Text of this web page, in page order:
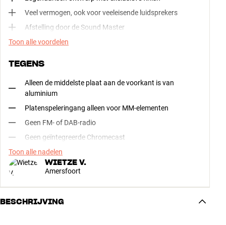
Veel vermogen, ook voor veeleisende luidsprekers
Afstelling door de Sound Master
Toon alle voordelen
TEGENS
Alleen de middelste plaat aan de voorkant is van
aluminium
Platenspeleringang alleen voor MM-elementen
Geen FM- of DAB-radio
Geen geïntegreerde Chromecast
Toon alle nadelen
WIETZE V.
Amersfoort
BESCHRIJVING